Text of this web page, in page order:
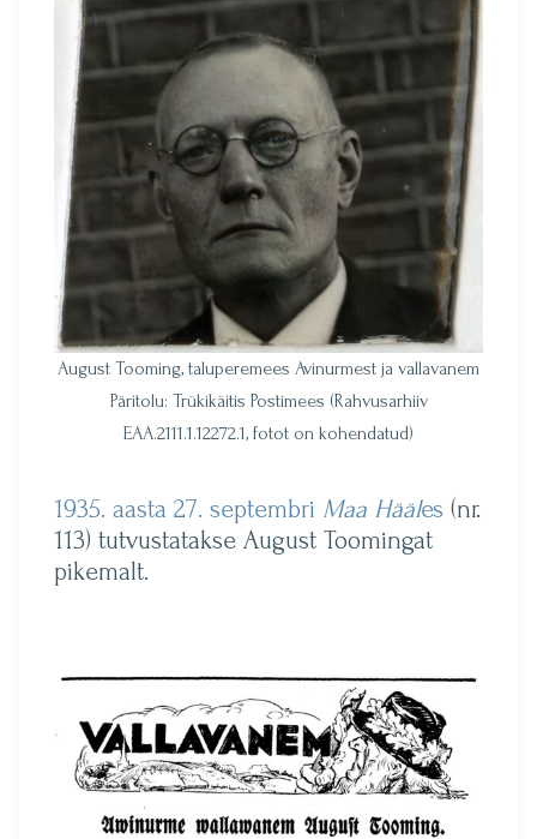
August Tooming, taluperemees Avinurmest ja vallavanem
Päritolu: Trükikäitis Postimees (Rahvusarhiiv
EAA.2111.1.12272.1, fotot on kohendatud)
1935. aasta 27. septembri Maa Hääles (nr.
113) tutvustatakse August Toomingat
pikemalt.